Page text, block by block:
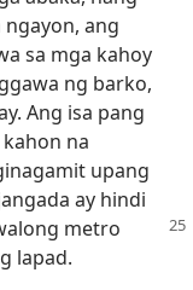
ang
sa mga kahoy
ng barko,
Ang isa pang
na
upang
ay hindi
metro
lapad.